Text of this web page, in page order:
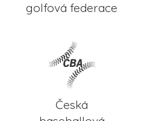
golfová federace
Česká